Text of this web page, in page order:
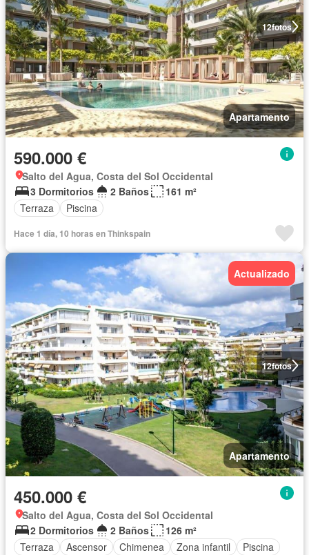
12fotos
Apartamento
590.000 €
Salto del Agua, Costa del Sol Occidental
3 Dormitorios
2 Baños
161 m²
Terraza
Piscina
Hace 1 día, 10 horas en Thinkspain
12fotos
Actualizado
Apartamento
450.000 €
Salto del Agua, Costa del Sol Occidental
2 Dormitorios
2 Baños
126 m²
Terraza
Ascensor Chimenea Zona infantil
Piscina